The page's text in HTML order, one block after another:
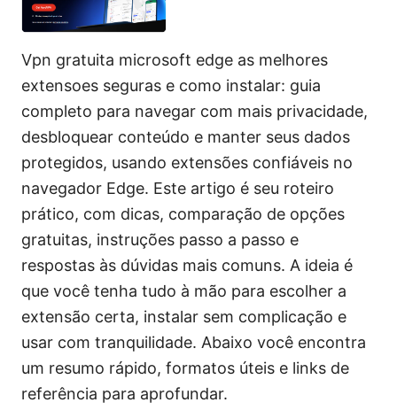
Vpn gratuita microsoft edge as melhores
extensoes seguras e como instalar: guia
completo para navegar com mais privacidade,
desbloquear conteúdo e manter seus dados
protegidos, usando extensões confiáveis no
navegador Edge. Este artigo é seu roteiro
prático, com dicas, comparação de opções
gratuitas, instruções passo a passo e
respostas às dúvidas mais comuns. A ideia é
que você tenha tudo à mão para escolher a
extensão certa, instalar sem complicação e
usar com tranquilidade. Abaixo você encontra
um resumo rápido, formatos úteis e links de
referência para aprofundar.